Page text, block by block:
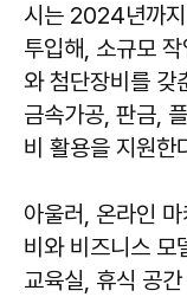
시는 2024년까
투입해, 소규모
와 첨단장비를 갖
금속가공, 판금,
비 활용을 지원한
아울러, 온라인
비와 비즈니스 모
교육실, 휴식 공